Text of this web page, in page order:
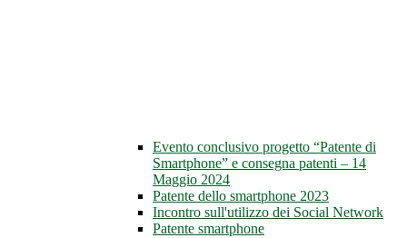
Evento conclusivo progetto “Patente di
Smartphone” e consegna patenti – 14
Maggio 2024
Patente dello smartphone 2023
Incontro sull'utilizzo dei Social Network
Patente smartphone